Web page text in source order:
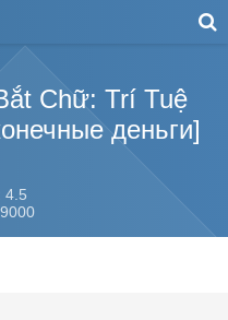
Chữ: Trí Tuệ
деньги]
4.5